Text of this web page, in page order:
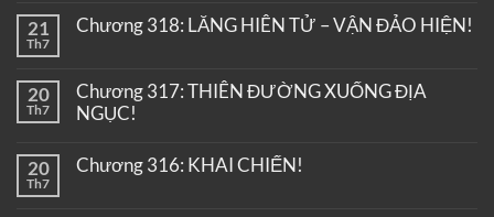
21
Th7
Chương 318: LĂNG HIÊN TỬ – VẬN ĐẢO HIỆN!
20
Th7
Chương 317: THIÊN ĐƯỜNG XUỐNG ĐỊA
NGỤC!
20
Th7
Chương 316: KHAI CHIẾN!